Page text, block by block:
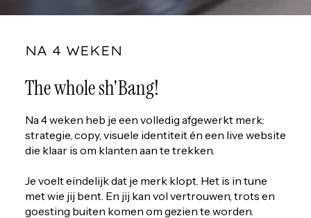
NA 4 WEKEN
The whole sh'Bang!
Na 4 weken heb je een volledig afgewerkt merk:
strategie, copy, visuele identiteit én een live website
die klaar is om klanten aan te trekken.
Je voelt eindelijk dat je merk klopt. Het is in tune
met wie jij bent. En jij kan vol vertrouwen, trots en
goesting buiten komen om gezien te worden.